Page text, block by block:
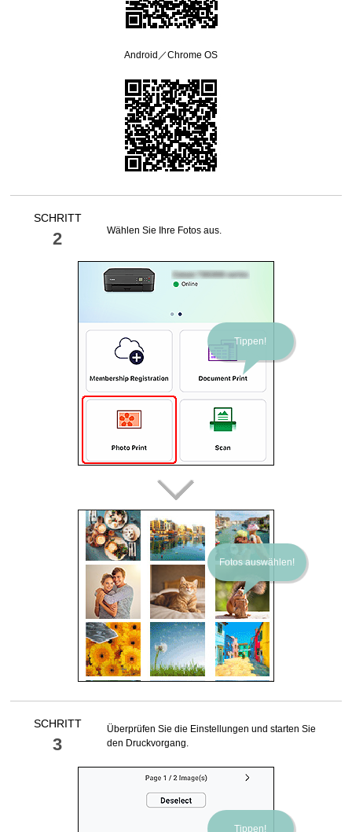
Android ／Chrome OS
SCHRITT
2 Wählen Sie Ihre Fotos aus.
Tippen!
Fotos auswählen!
SCHRITT
3
Überprüfen Sie die Einstellungen und starten Sie
den Druckvorgang.
Tippen!